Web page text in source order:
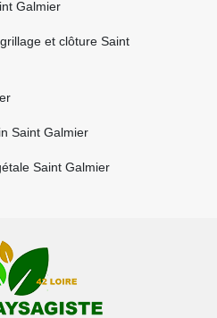
Galmier
et clôture Saint
Saint Galmier
Saint Galmier